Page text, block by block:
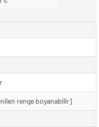
renge boyanabilir]